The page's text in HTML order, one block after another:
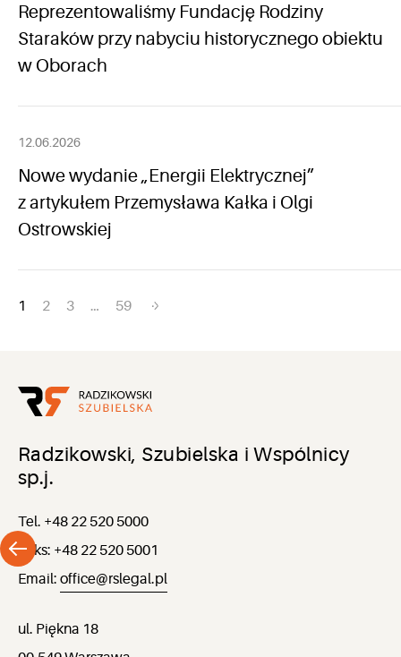
Reprezentowaliśmy Fundację Rodziny
Staraków przy nabyciu historycznego obiektu
w Oborach
12.06.2026
Nowe wydanie „Energii Elektrycznej”
z artykułem Przemysława Kałka i Olgi
Ostrowskiej
Nawigacja
1 2 3 … 59
Radzikowski, Szubielska i Wspólnicy
sp.j.
Tel. +48 22 520 5000
Faks: +48 22 520 5001
Email: office@rslegal.pl
ul. Piękna 18